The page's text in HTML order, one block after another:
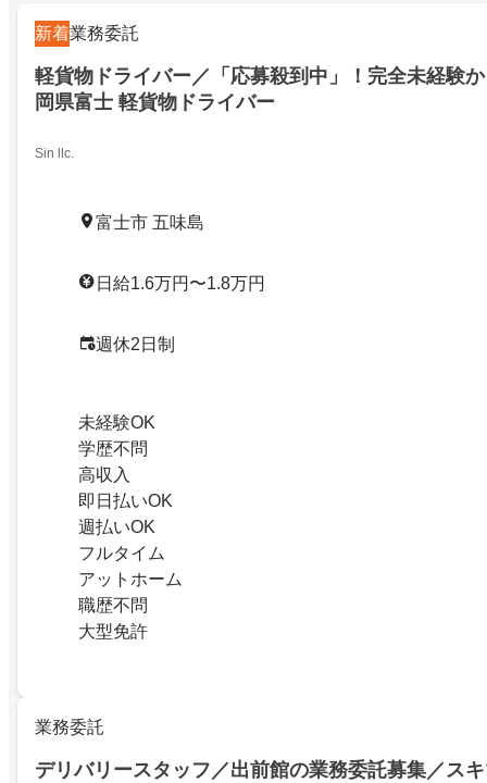
新着業務委託
軽貨物ドライバー／「応募殺到中」！完全未経験
岡県富士 軽貨物ドライバー
Sin llc.
富士市 五味島
日給1.6万円〜1.8万円
週休2日制
未経験OK
学歴不問
高収入
即日払いOK
週払いOK
フルタイム
アットホーム
職歴不問
大型免許
業務委託
デリバリースタッフ／出前館の業務委託募集／ス